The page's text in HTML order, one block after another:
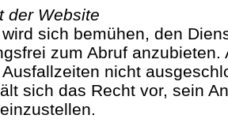
der Website
sich bemühen, den
zum Abruf anzubieten.
nicht
sich das Recht vor, sein